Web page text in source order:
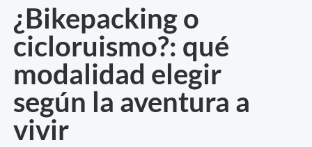
¿Bikepacking o
cicloruismo?: qué
modalidad elegir
según la aventura a
vivir